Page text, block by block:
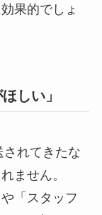
果的でしょ
しい」
れてきたな
ません。
「スタッフ